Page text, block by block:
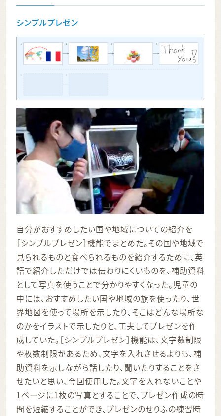
シンプルプレゼン
自分がおすすめしたい国や地域についての紹介を
［シンプルプレゼン］機能でまとめた。その国や地域で
見られるものと食べられるものを紹介するために、英
語で紹介しただけでは伝わりにくいものを、補助資料
として写真を使うことで分かりやすくなった。児童の
中には、おすすめしたい国や地域の旗を使ったり、世
界地図を使って場所を示したり、そこはどんな場所な
のかをイラストで示したりと、工夫してプレゼンを作
成していた。［シンプルプレゼン］機能は、文字数制限
や枚数制限があるため、文字を入れさせるよりも、補
助資料を示しながら話したり、聞いたりすることをさ
せたいと思い、今回使用した。文字を入れないことや
1ページに1枚の写真とすることで、プレゼン作成の時
間を短縮することができ、プレゼンのせりふの練習時